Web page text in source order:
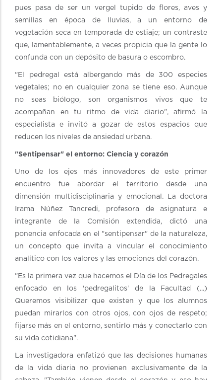
pues pasa de ser un vergel tupido de flores, aves y
semillas en época de lluvias, a un entorno de
vegetación seca en temporada de estiaje; un contraste
que, lamentablemente, a veces propicia que la gente lo
confunda con un depósito de basura o escombro.
"El pedregal está albergando más de 300 especies
vegetales; no en cualquier zona se tiene eso. Aunque
no seas biólogo, son organismos vivos que te
acompañan en tu ritmo de vida diario", afirmó la
especialista e invitó a gozar de estos espacios que
reducen los niveles de ansiedad urbana.
"Sentipensar" el entorno: Ciencia y corazón
Uno de los ejes más innovadores de este primer
encuentro fue abordar el territorio desde una
dimensión multidisciplinaria y emocional. La doctora
Irama Núñez Tancredi, profesora de asignatura e
integrante de la Comisión extendida, dictó una
ponencia enfocada en el "sentipensar" de la naturaleza,
un concepto que invita a vincular el conocimiento
analítico con los valores y las emociones del corazón.
"Es la primera vez que hacemos el Día de los Pedregales
enfocado en los 'pedregalitos' de la Facultad (...)
Queremos visibilizar que existen y que los alumnos
puedan mirarlos con otros ojos, con ojos de respeto;
fijarse más en el entorno, sentirlo más y conectarlo con
su vida cotidiana".
La investigadora enfatizó que las decisiones humanas
de la vida diaria no provienen exclusivamente de la